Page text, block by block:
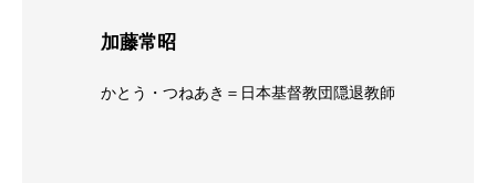
加藤常昭
かとう・つねあき＝日本基督教団隠退教師